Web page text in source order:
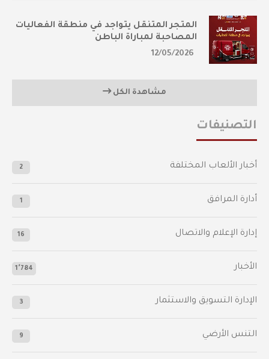
المتجر المتنقل يتواجد في منطقة الفعاليات
المصاحبة لمباراة الباطن
12/05/2026
مشاهدة الكل
التصنيفات
أخبار الألعاب المختلفة 2
أدارة المرافق 1
إدارة الإعلام والاتصال 16
الأخبار 1٬784
الإدارة التسويق والاستثمار 3
التنس الأرضي 9